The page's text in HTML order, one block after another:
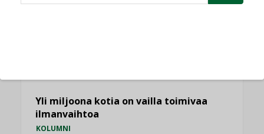
Yli miljoona kotia on vailla toimivaa
ilmanvaihtoa
KOLUMNI